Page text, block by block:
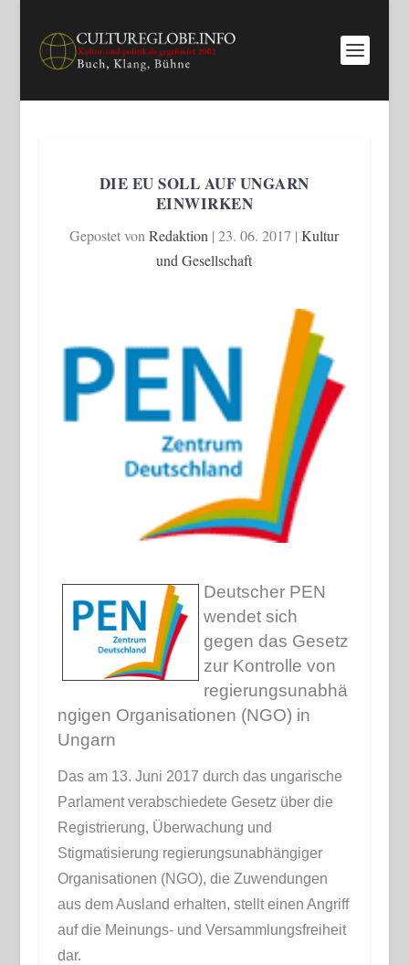
DIE EU SOLL AUF UNGARN
EINWIRKEN
Gepostet vonRedaktion |23. 06. 2017 |Kultur
und Gesellschaft
Deutscher PEN
wendet sich
gegen das Gesetz
zur Kontrolle von
regierungsunabhä
ngigen Organisationen (NGO) in
Ungarn
Das am 13. Juni 2017 durch das ungarische
Parlament verabschiedete Gesetz über die
Registrierung, Überwachung und
Stigmatisierung regierungsunabhängiger
Organisationen (NGO), die Zuwendungen
aus dem Ausland erhalten, stellt einen Angriff
auf die Meinungs- und Versammlungsfreiheit
dar.